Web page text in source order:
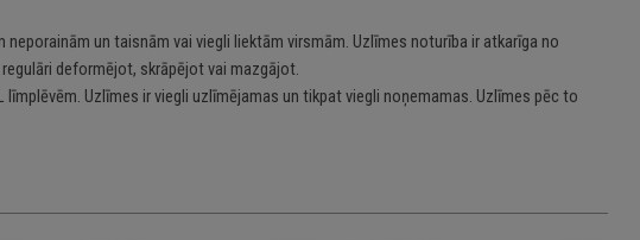
un taisnām vai viegli liektām virsmām. Uzlīmes noturība ir atkarīga no
deformējot, skrāpējot vai mazgājot.
Uzlīmes ir viegli uzlīmējamas un tikpat viegli noņemamas. Uzlīmes pēc to